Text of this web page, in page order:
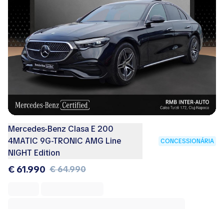
Mercedes-Benz Clasa E 200
4MATIC 9G-TRONIC AMG Line
NIGHT Edition
CONCESSIONÁRIA
€ 61.990 € 64.990